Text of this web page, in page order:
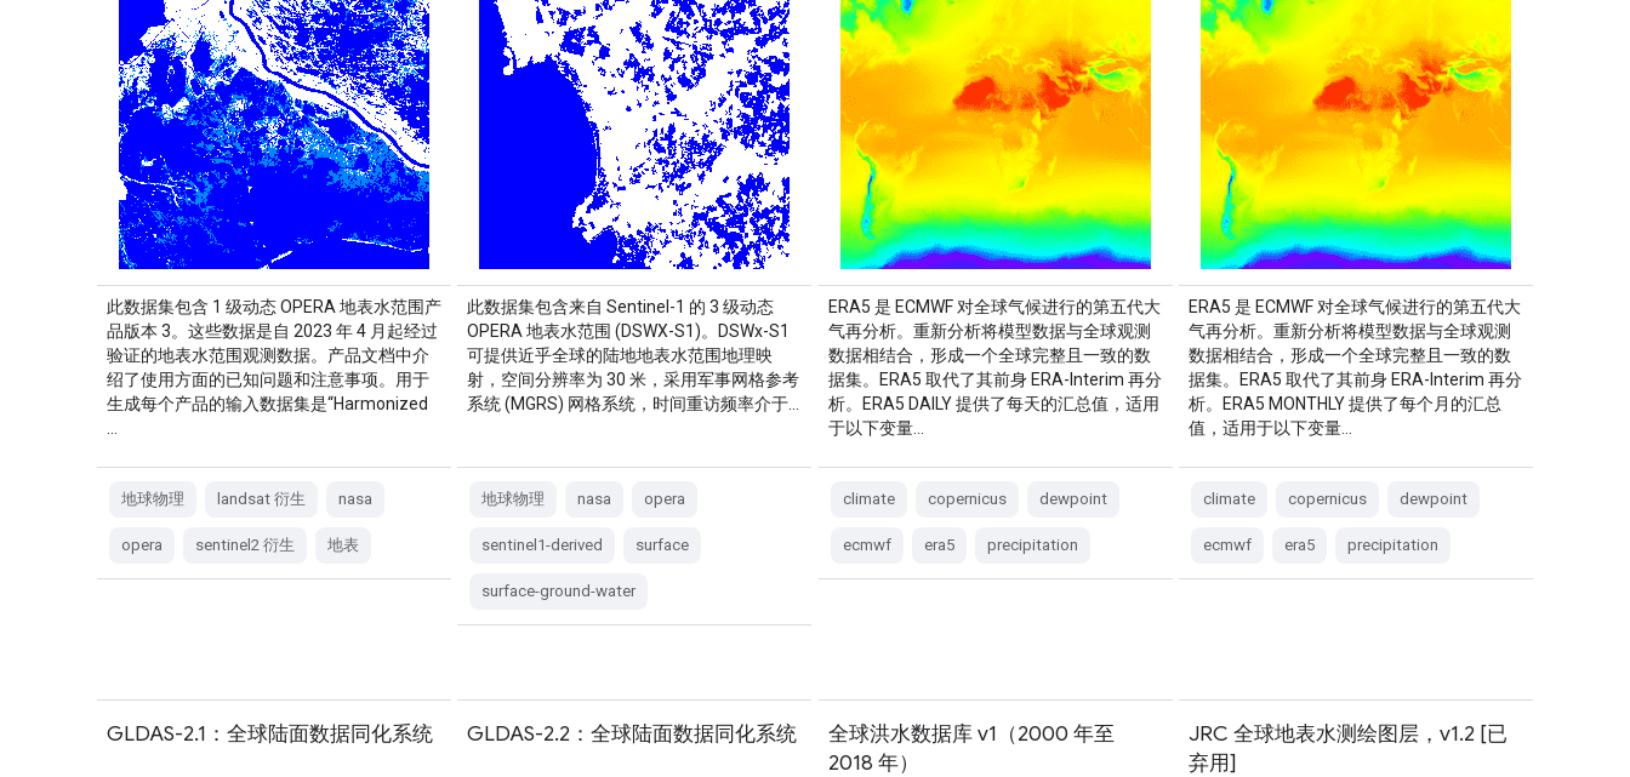
此数据集包含 1 级动态 OPERA 地表水范围产
品版本 3。这些数据是自 2023 年 4 月起经过
验证的地表水范围观测数据。产品文档中介
绍了使用方面的已知问题和注意事项。用于
生成每个产品的输入数据集是“Harmonized
地球物理 landsat 衍生 nasa
opera sentinel2 衍生 地表
此数据集包含来自 Sentinel-1 的 3 级动态
OPERA 地表水范围 (DSWX-S1)。DSWx-S1
可提供近乎全球的陆地地表水范围地理映
射，空间分辨率为 30 米，采用军事网格参考
系统 (MGRS) 网格系统，时间重访频率介于…
地球物理 nasa opera
sentinel1-derived surface
surface-ground-water
ERA5 是 ECMWF 对全球气候进行的第五代大
气再分析。重新分析将模型数据与全球观测
数据相结合，形成一个全球完整且一致的数
据集。ERA5 取代了其前身 ERA-Interim 再分
析。ERA5 DAILY 提供了每天的汇总值，适用
于以下变量…
climate copernicus dewpoint
ecmwf era5 precipitation
ERA5 是 ECMWF 对全球气候进行的第五代大
气再分析。重新分析将模型数据与全球观测
数据相结合，形成一个全球完整且一致的数
据集。ERA5 取代了其前身 ERA-Interim 再分
析。ERA5 MONTHLY 提供了每个月的汇总
值，适用于以下变量…
climate copernicus dewpoint
ecmwf era5 precipitation
GLDAS-2.1：全球陆面数据同化系统 GLDAS-2.2：全球陆面数据同化系统
全球洪水数据库 v1（2000 年至
2018 年）
JRC 全球地表水测绘图层，v1.2 [已
弃用]